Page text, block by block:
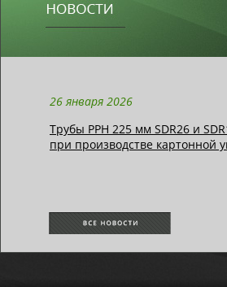
26 января 2026
Трубы РРН 225 мм SDR26 и
при производстве картонной